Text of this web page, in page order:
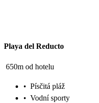
Playa del Reducto
650m od hotelu
• Písčitá pláž
• Vodní sporty